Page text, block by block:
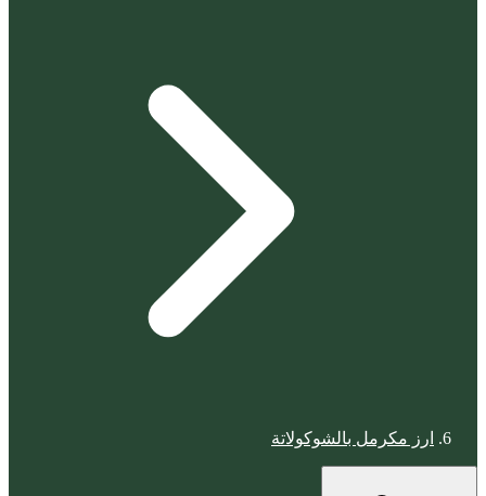
ارز مكرمل بالشوكولاتة